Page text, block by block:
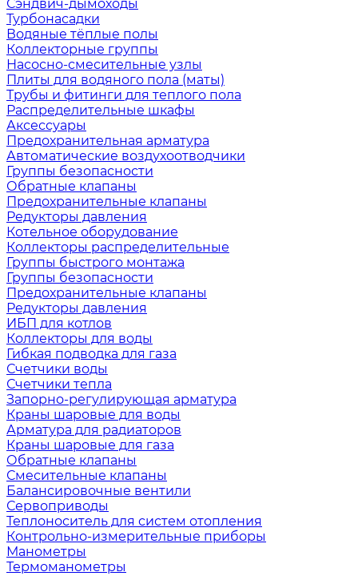
Сэндвич-дымоходы
Турбонасадки
Водяные тёплые полы
Коллекторные группы
Насосно-смесительные узлы
Плиты для водяного пола (маты)
Трубы и фитинги для теплого пола
Распределительные шкафы
Аксессуары
Предохранительная арматура
Автоматические воздухоотводчики
Группы безопасности
Обратные клапаны
Предохранительные клапаны
Редукторы давления
Котельное оборудование
Коллекторы распределительные
Группы быстрого монтажа
Группы безопасности
Предохранительные клапаны
Редукторы давления
ИБП для котлов
Коллекторы для воды
Гибкая подводка для газа
Счетчики воды
Счетчики тепла
Запорно-регулирующая арматура
Краны шаровые для воды
Арматура для радиаторов
Краны шаровые для газа
Обратные клапаны
Смесительные клапаны
Балансировочные вентили
Сервоприводы
Теплоноситель для систем отопления
Контрольно-измерительные приборы
Манометры
Термоманометры